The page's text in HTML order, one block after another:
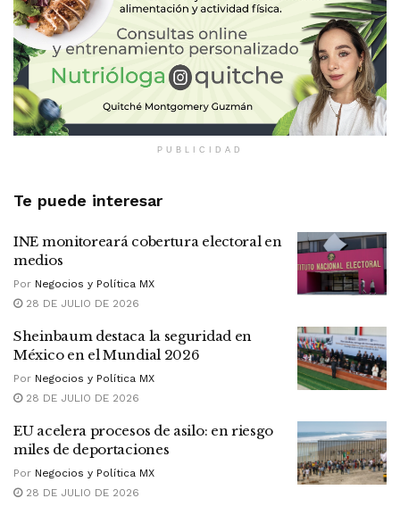
PUBLICIDAD
Te puede interesar
INE monitoreará cobertura electoral en
medios
Por Negocios y Política MX
28 DE JULIO DE 2026
Sheinbaum destaca la seguridad en
México en el Mundial 2026
Por Negocios y Política MX
28 DE JULIO DE 2026
EU acelera procesos de asilo: en riesgo
miles de deportaciones
Por Negocios y Política MX
28 DE JULIO DE 2026